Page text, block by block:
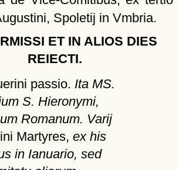
Spoletij in Vmbria.
ET IN ALIOS DIES
REIECTI.
passio. Ita MS.
S. Hieronymi,
Romanum. Varij
Martyres, ex his
in Ianuario, sed